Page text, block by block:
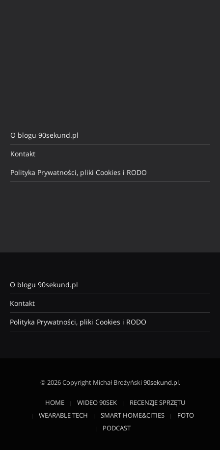
O blogu 90sekund.pl
Kontakt
Polityka Prywatności, pliki Cookies i RODO
O blogu 90sekund.pl
Kontakt
Polityka Prywatności, pliki Cookies i RODO
© 2026 Copyright Michał Brożyński90sekund.pl.
HOME WIDEO 90SEK
RECENZJE SPRZĘTU
WEARABLE TECH
SMART HOME&CITIES
FOTO
PODCAST